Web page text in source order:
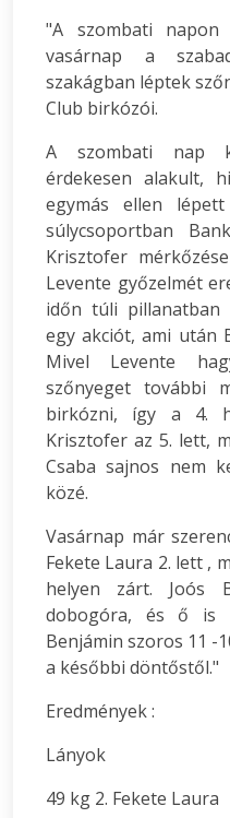
"A szombati
vasárnap a
szakágban léptek
Club birkózói.
A szombati nap
érdekesen alakult,
egymás ellen
súlycsoportban
Krisztofer
Levente győzelmét
időn túli
egy akciót, ami után
Mivel Levente
szőnyeget további
birkózni, így a 4.
Krisztofer az 5. lett,
Csaba sajnos nem
közé.
Vasárnap már
Fekete Laura 2. lett ,
helyen zárt. Joós
dobogóra, és ő is
Benjámin szoros 11 -
a későbbi döntőstől."
Eredmények :
Lányok
49 kg 2. Fekete Laura